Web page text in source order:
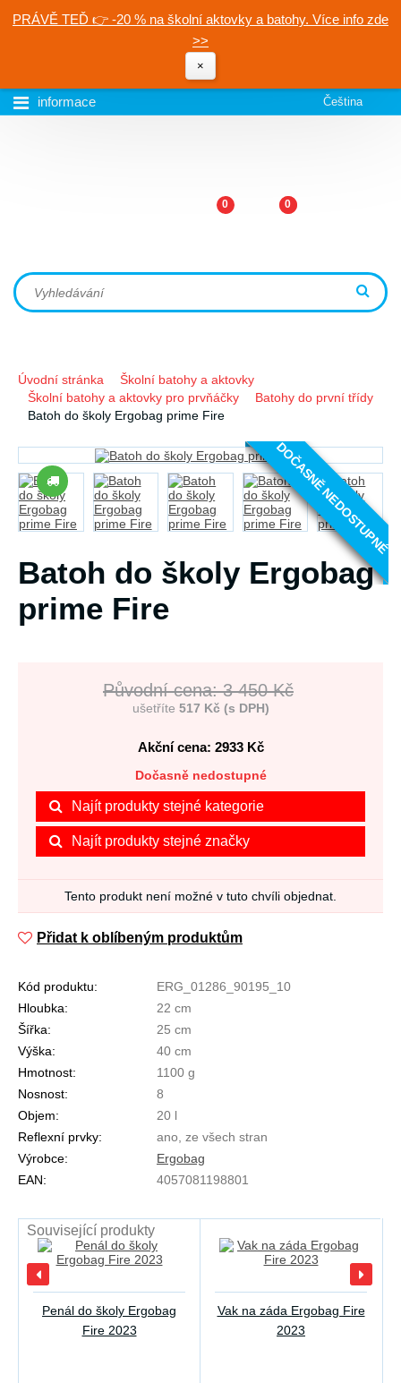
PRÁVĚ TEĎ 👉 -20 % na školní aktovky a batohy. Více info zde
>>
×
informace Čeština
0 0
Úvodní stránka
Školní batohy a aktovky
Školní batohy a aktovky pro prvňáčky
Batohy do první třídy
Batoh do školy Ergobag prime Fire
DOČASNĚ NEDOSTUPNÉ
Batoh do školy Ergobag
prime Fire
Původní cena: 3 450 Kč
ušetříte 517 Kč (s DPH)
Akční cena: 2933Kč
Dočasně nedostupné
Najít produkty stejné kategorie
Najít produkty stejné značky
Tento produkt není možné v tuto chvíli objednat.
Přidat k oblíbeným produktům
Kód produktu:
ERG_01286_90195_10
Hloubka:
22 cm
Šířka:
25 cm
Výška:
40 cm
Hmotnost:
1100 g
Nosnost:
8
Objem:
20 l
Reflexní prvky:
ano, ze všech stran
Výrobce:
Ergobag
EAN:
4057081198801
Související produkty
Penál do školy Ergobag
Fire 2023
Vak na záda Ergobag Fire
2023